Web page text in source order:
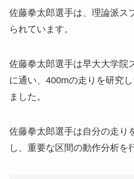
佐藤拳太郎選手は、理論派ス
られています。
佐藤拳太郎選手は早大大学院
に通い、400mの走りを研究
ました。
佐藤拳太郎選手は自分の走り
し、重要な区間の動作分析を